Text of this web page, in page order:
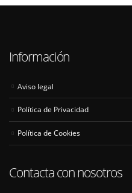
Información
Aviso legal
Política de Privacidad
Política de Cookies
Contacta con nosotros